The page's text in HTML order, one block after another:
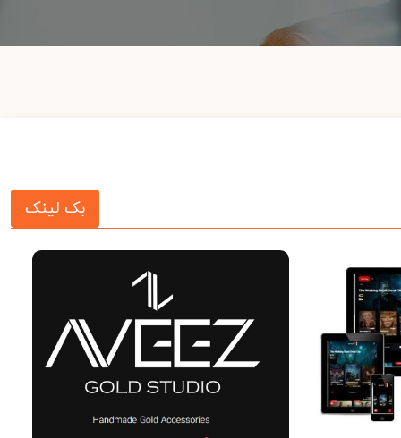
بک لینک